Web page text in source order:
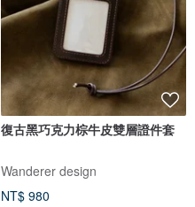
復古黑巧克力棕牛皮雙層證件套
Wanderer design
NT$ 980